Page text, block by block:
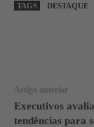
TAGS DESTAQUE
Artigo anterior
Executivos
tendências para